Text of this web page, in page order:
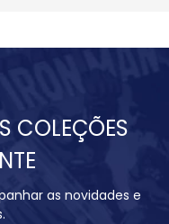
COLEÇÕES
as novidades e